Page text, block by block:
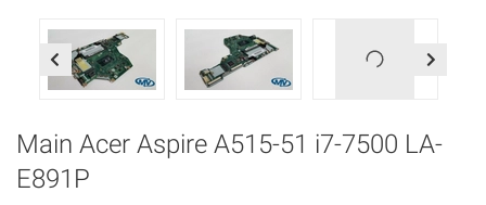
Previous Next
Main Acer Aspire A515-51 i7-7500 LA-
E891P